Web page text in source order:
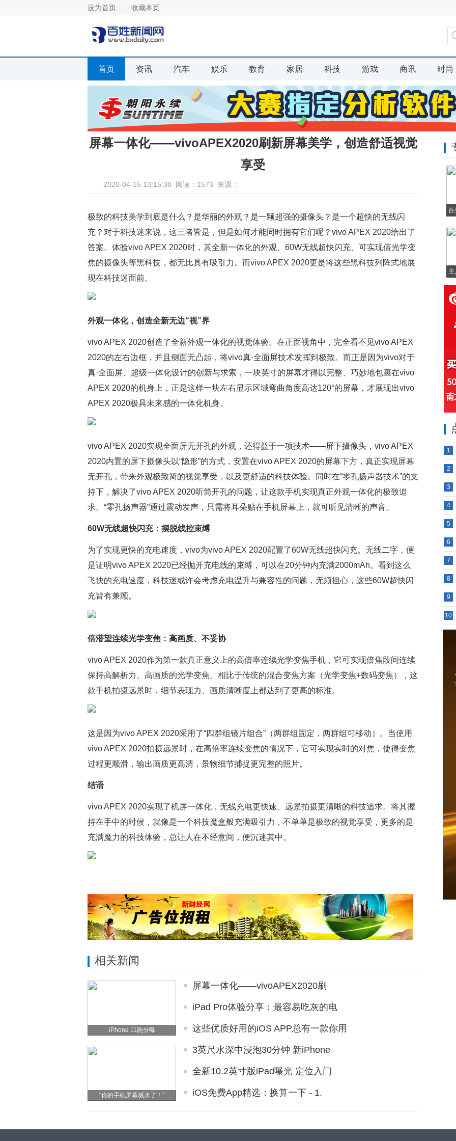
设为首页 收藏本页
首页 资讯 汽车 娱乐 教育 家居 科技 游戏 商讯 时尚
屏幕一体化——vivoAPEX2020刷新屏幕美学，创造舒适视觉
享受
2020-04-15 13:15:38 阅读：1573 来源：
极致的科技美学到底是什么？是华丽的外观？是一颗超强的摄像头？是一个超快的无线闪
充？对于科技迷来说，这三者皆是，但是如何才能同时拥有它们呢？vivo APEX 2020给出了
答案。体验vivo APEX 2020时，其全新一体化的外观、60W无线超快闪充、可实现倍光学变
焦的摄像头等黑科技，都无比具有吸引力。而vivo APEX 2020更是将这些黑科技列阵式地展
现在科技迷面前。
外观一体化，创造全新无边“视”界
vivo APEX 2020创造了全新外观一体化的视觉体验。在正面视角中，完全看不见vivo APEX
2020的左右边框，并且侧面无凸起，将vivo真·全面屏技术发挥到极致。而正是因为vivo对于
真·全面屏、超级一体化设计的创新与求索，一块英寸的屏幕才得以完整、巧妙地包裹在vivo
APEX 2020的机身上，正是这样一块左右显示区域弯曲角度高达120°的屏幕，才展现出vivo
APEX 2020极具未来感的一体化机身。
vivo APEX 2020实现全面屏无开孔的外观，还得益于一项技术——屏下摄像头，vivo APEX
2020内置的屏下摄像头以“隐形”的方式，安置在vivo APEX 2020的屏幕下方，真正实现屏幕
无开孔，带来外观极致简的视觉享受，以及更舒适的科技体验。同时在“零孔扬声器技术”的支
持下，解决了vivo APEX 2020听筒开孔的问题，让这款手机实现真正外观一体化的极致追
求。“零孔扬声器”通过震动发声，只需将耳朵贴在手机屏幕上，就可听见清晰的声音。
60W无线超快闪充：摆脱线控束缚
为了实现更快的充电速度，vivo为vivo APEX 2020配置了60W无线超快闪充。无线二字，便
是证明vivo APEX 2020已经抛开充电线的束缚，可以在20分钟内充满2000mAh。看到这么
飞快的充电速度，科技迷或许会考虑充电温升与兼容性的问题，无须担心，这些60W超快闪
充皆有兼顾。
倍潜望连续光学变焦：高画质、不妥协
vivo APEX 2020作为第一款真正意义上的高倍率连续光学变焦手机，它可实现倍焦段间连续
保持高解析力、高画质的光学变焦。相比于传统的混合变焦方案（光学变焦+数码变焦），这
款手机拍摄远景时，细节表现力、画质清晰度上都达到了更高的标准。
这是因为vivo APEX 2020采用了“四群组镜片组合”（两群组固定，两群组可移动）。当使用
vivo APEX 2020拍摄远景时，在高倍率连续变焦的情况下，它可实现实时的对焦，使得变焦
过程更顺滑，输出画质更高清，景物细节捕捉更完整的照片。
结语
vivo APEX 2020实现了机屏一体化，无线充电更快速、远景拍摄更清晰的科技追求。将其握
持在手中的时候，就像是一个科技魔盒般充满吸引力，不单单是极致的视觉享受，更多的是
充满魔力的科技体验，总让人在不经意间，便沉迷其中。
相关新闻
iPhone 11跑分曝
“你的手机屏幕溅水了！”
屏幕一体化——vivoAPEX2020刷
iPad Pro体验分享：最容易吃灰的电
这些优质好用的iOS APP总有一款你用
3英尺水深中浸泡30分钟 新iPhone
全新10.2英寸版iPad曝光 定位入门
iOS免费App精选：换算一下 - 1.
1
2
3
4
5
6
7
8
9
10